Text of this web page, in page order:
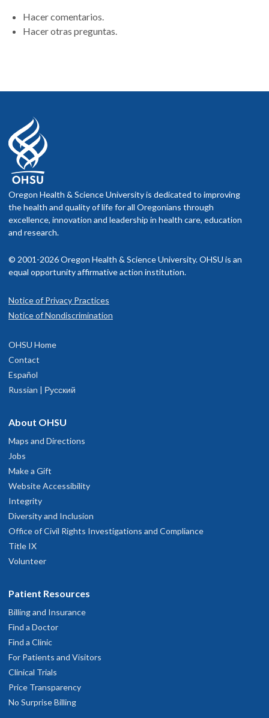
Hacer comentarios.
Hacer otras preguntas.
Oregon Health & Science University is dedicated to improving
the health and quality of life for all Oregonians through
excellence, innovation and leadership in health care, education
and research.
© 2001-2026 Oregon Health & Science University. OHSU is an
equal opportunity affirmative action institution.
Notice of Privacy Practices
Notice of Nondiscrimination
OHSU Home
Contact
Español
Russian | Русский
About OHSU
Maps and Directions
Jobs
Make a Gift
Website Accessibility
Integrity
Diversity and Inclusion
Office of Civil Rights Investigations and Compliance
Title IX
Volunteer
Patient Resources
Billing and Insurance
Find a Doctor
Find a Clinic
For Patients and Visitors
Clinical Trials
Price Transparency
No Surprise Billing